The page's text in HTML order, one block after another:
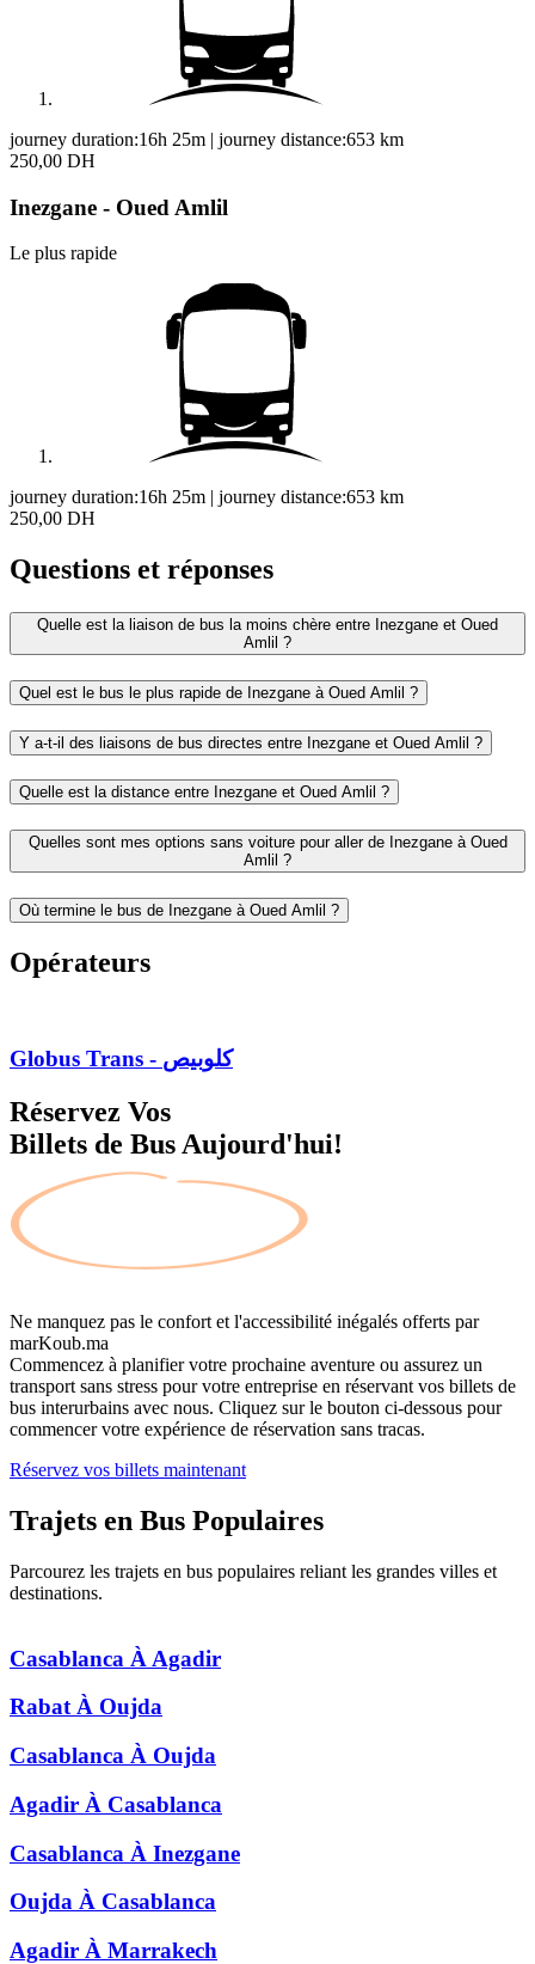
journey duration:16h 25m | journey distance:653 km
250,00 DH
Inezgane - Oued Amlil
Le plus rapide
journey duration:16h 25m | journey distance:653 km
250,00 DH
Questions et réponses
Quelle est la liaison de bus la moins chère entre Inezgane et Oued
Amlil ?
Quel est le bus le plus rapide de Inezgane à Oued Amlil ?
Y a-t-il des liaisons de bus directes entre Inezgane et Oued Amlil ?
Quelle est la distance entre Inezgane et Oued Amlil ?
Quelles sont mes options sans voiture pour aller de Inezgane à Oued
Amlil ?
Où termine le bus de Inezgane à Oued Amlil ?
Opérateurs
Globus Trans - كلوبيص
Réservez Vos
Billets de Bus Aujourd'hui!
Ne manquez pas le confort et l'accessibilité inégalés offerts par
marKoub.ma
Commencez à planifier votre prochaine aventure ou assurez un
transport sans stress pour votre entreprise en réservant vos billets de
bus interurbains avec nous. Cliquez sur le bouton ci-dessous pour
commencer votre expérience de réservation sans tracas.
Réservez vos billets maintenant
Trajets en Bus Populaires
Parcourez les trajets en bus populaires reliant les grandes villes et
destinations.
Casablanca À Agadir
Rabat À Oujda
Casablanca À Oujda
Agadir À Casablanca
Casablanca À Inezgane
Oujda À Casablanca
Agadir À Marrakech